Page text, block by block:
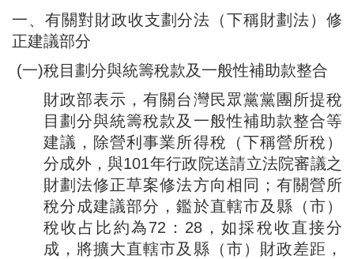
一、有關對財政收支劃分法（下稱財劃法）修
正建議部分
(一)稅目劃分與統籌稅款及一般性補助款整合
財政部表示，有關台灣民眾黨黨團所提稅
目劃分與統籌稅款及一般性補助款整合等
建議，除營利事業所得稅（下稱營所稅）
分成外，與101年行政院送請立法院審議之
財劃法修正草案修法方向相同；有關營所
稅分成建議部分，鑑於直轄市及縣（市）
稅收占比約為72：28，如採稅收直接分
成，將擴大直轄市及縣（市）財政差距，